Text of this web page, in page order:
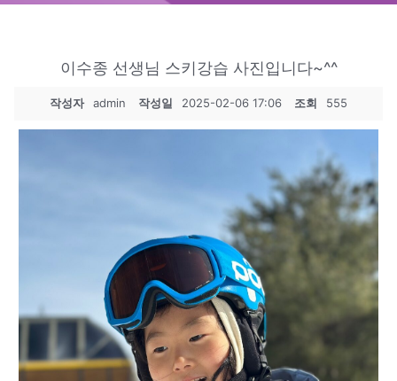
이수종 선생님 스키강습 사진입니다~^^
작성자 admin 작성일 2025-02-06 17:06 조회 555